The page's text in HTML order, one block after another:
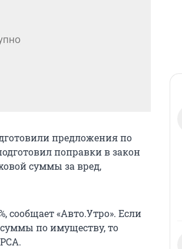
предложения по
поправки в закон
суммы за вред,
сообщает «Авто.Утро». Если
по имуществу, то